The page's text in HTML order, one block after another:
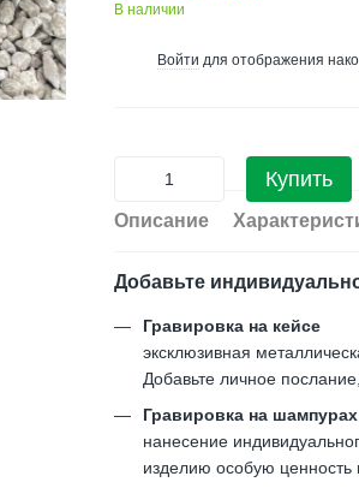
В наличии
Войти для отображения
Купить
Описание
Добавьте
Гравировка на кейсе
эксклюзивная
Добавьте личное
Гравировка на шампурах
нанесение
изделию особую ценность